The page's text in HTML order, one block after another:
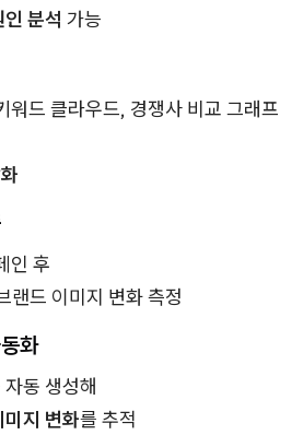
분석 가능
워드 클라우드, 경쟁사 비교 그래프
인 후
랜드 이미지 변화 측정
화
동 생성해
지 변화를 추적